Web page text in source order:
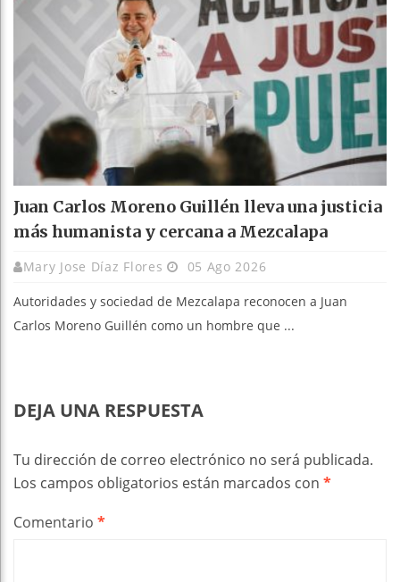
Juan Carlos Moreno Guillén lleva una justicia
más humanista y cercana a Mezcalapa
Mary Jose Díaz Flores 05 Ago 2026
Autoridades y sociedad de Mezcalapa reconocen a Juan
Carlos Moreno Guillén como un hombre que ...
DEJA UNA RESPUESTA
Tu dirección de correo electrónico no será publicada.
Los campos obligatorios están marcados con *
Comentario *